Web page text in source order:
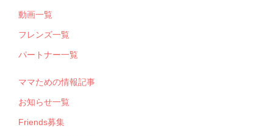
動画一覧
フレンズ一覧
パートナー一覧
ママための情報記事
お知らせ一覧
Friends募集